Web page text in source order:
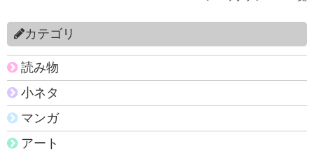
カテゴリ
読み物
小ネタ
マンガ
アート